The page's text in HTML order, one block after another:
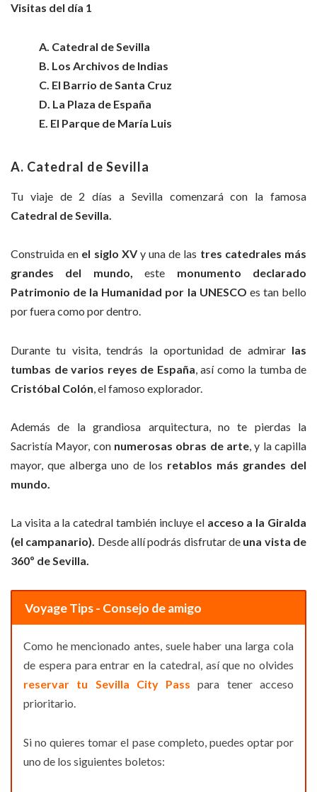
Visitas del día 1
A. Catedral de Sevilla
B. Los Archivos de Indias
C. El Barrio de Santa Cruz
D. La Plaza de España
E. El Parque de María Luis
A. Catedral de Sevilla
Tu viaje de 2 días a Sevilla comenzará con la famosa
Catedral de Sevilla.
Construida en el siglo XVy una de las tres catedrales más
grandes del mundo, este monumento declarado
Patrimonio de la Humanidad por la UNESCO es tan bello
por fuera como por dentro.
Durante tu visita, tendrás la oportunidad de admirar las
tumbas de varios reyes de España , así como la tumba de
Cristóbal Colón , el famoso explorador.
Además de la grandiosa arquitectura, no te pierdas la
Sacristía Mayor, con numerosas obras de arte, y la capilla
mayor, que alberga uno de los retablos más grandes del
mundo.
La visita a la catedral también incluye el acceso a la Giralda
(el campanario). Desde allí podrás disfrutar de una vista de
360º de Sevilla.
Voyage Tips - Consejo de amigo
Como he mencionado antes, suele haber una larga cola
de espera para entrar en la catedral, así que no olvides
reservar tu Sevilla City Pass para tener acceso
prioritario.
Si no quieres tomar el pase completo, puedes optar por
uno de los siguientes boletos: